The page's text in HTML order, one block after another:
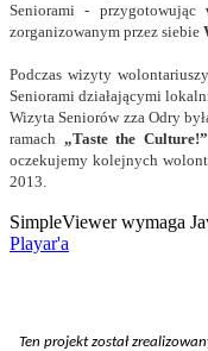
Seniorami - przygotowując
zorganizowanym przez siebie
Podczas wizyty
Seniorami działającymi
Wizyta Seniorów zza Odry
ramach „Taste the Culture!”
oczekujemy kolejnych
2013.
SimpleViewer wymaga
Playar'a
Ten projekt został